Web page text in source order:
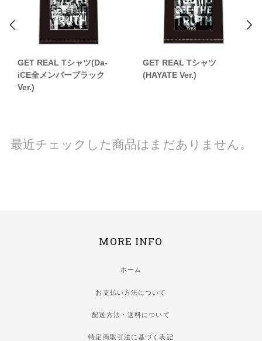
GET REAL Tシャツ(Da-
iCE全メンバーブラック
Ver.)
GET REAL Tシャツ
(HAYATE Ver.)
最近チェックした商品はまだありません。
MORE INFO
ホーム
お支払い方法について
配送方法・送料について
特定商取引法に基づく表記